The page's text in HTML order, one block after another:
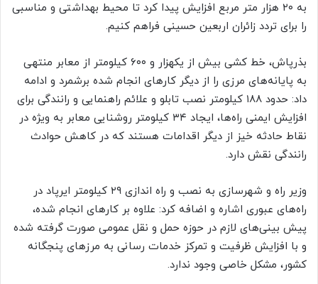
به ۲۰ هزار متر مربع افزایش پیدا کرد تا محیط بهداشتی و مناسبی
را برای تردد زائران اربعین حسینی فراهم کنیم.
بذرپاش، خط کشی بیش از یکهزار و ۶۰۰ کیلومتر از معابر منتهی
به پایانه‌های مرزی را از دیگر کارهای انجام شده برشمرد و ادامه
داد: حدود ۱۸۸ کیلومتر نصب تابلو و علائم راهنمایی و رانندگی برای
افزایش ایمنی راه‌ها، ایجاد ۳۴ کیلومتر روشنایی معابر به ویژه در
نقاط حادثه خیز از دیگر اقدامات هستند که در کاهش حوادث
رانندگی نقش دارد.
وزیر راه و شهرسازی به نصب و راه اندازی ۲۹ کیلومتر ایرپاد در
راه‌های عبوری اشاره و اضافه کرد: علاوه بر کارهای انجام شده،
پیش بینی‌های لازم در حوزه حمل و نقل عمومی صورت گرفته شده
و با افزایش ظرفیت و تمرکز خدمات رسانی به مرزهای پنجگانه
کشور، مشکل خاصی وجود ندارد.